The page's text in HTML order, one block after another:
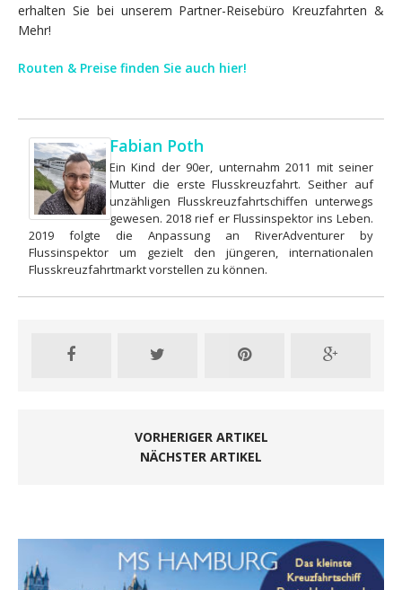
erhalten Sie bei unserem Partner-Reisebüro Kreuzfahrten &
Mehr!
Routen & Preise finden Sie auch hier!
Fabian Poth
Ein Kind der 90er, unternahm 2011 mit seiner
Mutter die erste Flusskreuzfahrt. Seither auf
unzähligen Flusskreuzfahrtschiffen unterwegs
gewesen. 2018 rief er Flussinspektor ins Leben.
2019 folgte die Anpassung an RiverAdventurer by
Flussinspektor um gezielt den jüngeren, internationalen
Flusskreuzfahrtmarkt vorstellen zu können.
VORHERIGER ARTIKEL
NÄCHSTER ARTIKEL